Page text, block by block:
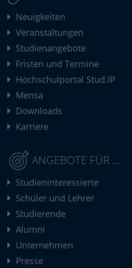
Neuigkeiten
Veranstaltungen
Studienangebote
Fristen und Termine
Hochschulportal Stud.IP
Mensa
Downloads
Karriere
ANGEBOTE FÜR ...
Studieninteressierte
Schüler und Lehrer
Studierende
Alumni
Unternehmen
Presse